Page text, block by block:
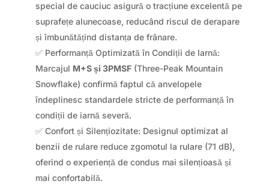
special de cauciuc asigură o tracțiune excelentă pe
suprafețe alunecoase, reducând riscul de derapare
și îmbunătățind distanța de frânare.
✅ Performanță Optimizată în Condiții de Iarnă:
Marcajul M+S și 3PMSF(Three-Peak Mountain
Snowflake) confirmă faptul că anvelopele
îndeplinesc standardele stricte de performanță în
condiții de iarnă severă.
✅ Confort și Silențiozitate: Designul optimizat al
benzii de rulare reduce zgomotul la rulare (71 dB),
oferind o experiență de condus mai silențioasă și
mai confortabilă.